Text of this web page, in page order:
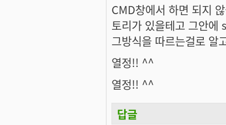
CMD창에서 하면 되지
토리가 있을테고 그안에
그방식을 따르는걸로 알
열정!! ^^
열정!! ^^
답글